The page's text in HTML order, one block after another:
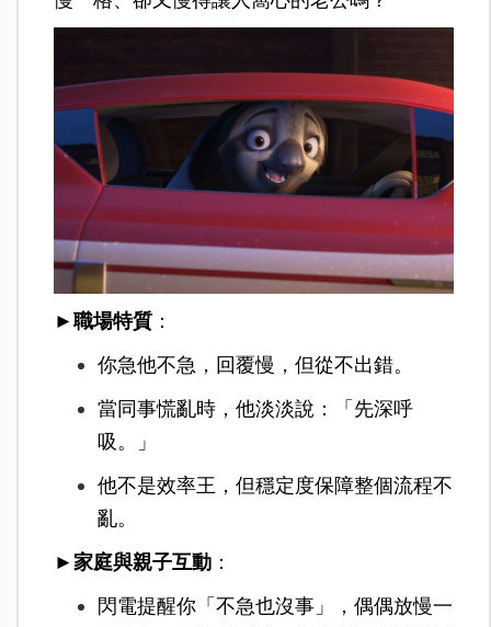
►職場特質 ：
你急他不急，回覆慢，但從不出錯。
當同事慌亂時，他淡淡說：「先深呼
吸。」
他不是效率王，但穩定度保障整個流程不
亂。
►家庭與親子互動 ：
閃電提醒你「不急也沒事」，偶偶放慢一